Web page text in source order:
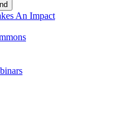
An Impact